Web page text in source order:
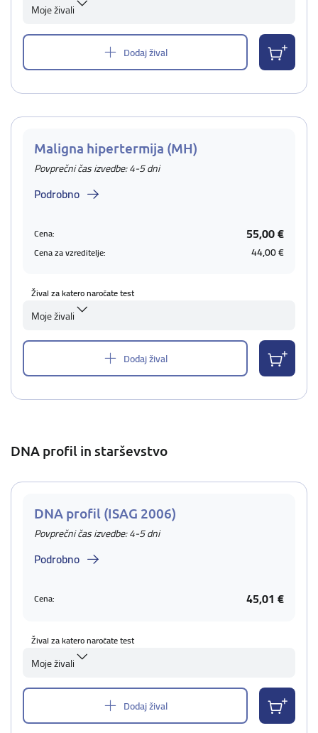
Moje živali
Dodaj žival
Maligna hipertermija (MH)
Povprečni čas izvedbe: 4-5 dni
Podrobno
Cena: 55,00 €
Cena za vzreditelje: 44,00 €
Žival za katero naročate test
Moje živali
Dodaj žival
DNA profil in starševstvo
DNA profil (ISAG 2006)
Povprečni čas izvedbe: 4-5 dni
Podrobno
Cena: 45,01 €
Žival za katero naročate test
Moje živali
Dodaj žival